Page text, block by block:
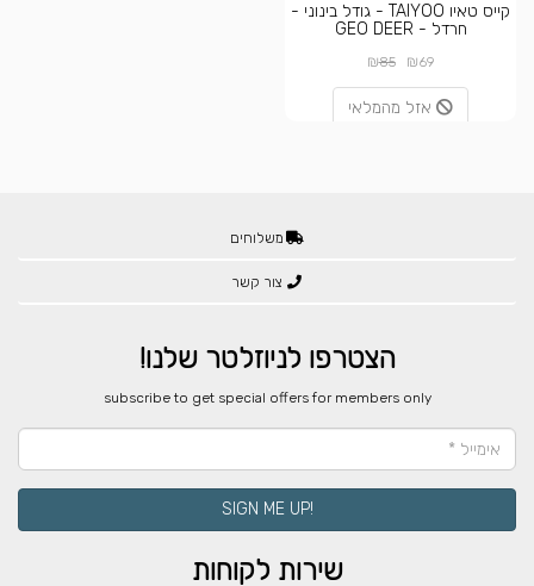
קייס טאיו TAIYOO - גודל בינוני -
חרדל - GEO DEER
₪69
₪85
אזל מהמלאי
משלוחים
צור קשר
הצטרפו לניוזלטר שלנו!
​subscribe to get special offers for members only
!SIGN ME UP
שירות לקוחות